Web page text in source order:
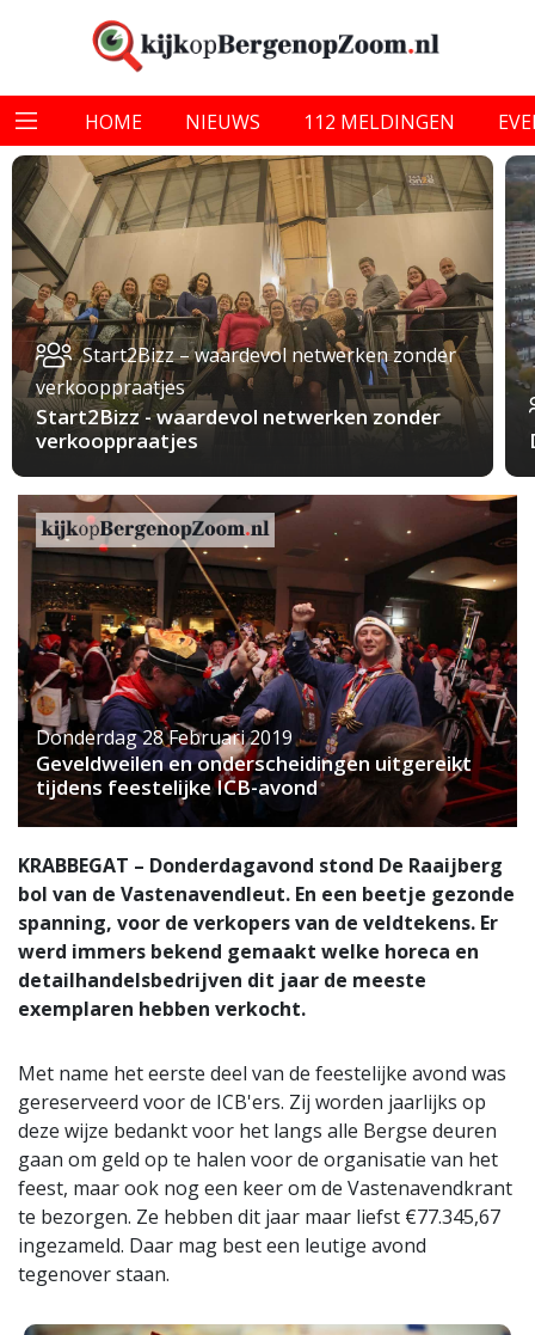
HOME NIEUWS 112 MELDINGEN
Start2Bizz – waardevol netwerken zonder
verkooppraatjes
Start2Bizz - waardevol netwerken zonder
verkooppraatjes
Donderdag 28 Februari 2019
Geveldweilen en onderscheidingen uitgereikt
tijdens feestelijke ICB-avond
KRABBEGAT – Donderdagavond stond De Raaijberg
bol van de Vastenavendleut. En een beetje gezonde
spanning, voor de verkopers van de veldtekens. Er
werd immers bekend gemaakt welke horeca en
detailhandelsbedrijven dit jaar de meeste
exemplaren hebben verkocht.
Met name het eerste deel van de feestelijke avond was
gereserveerd voor de ICB'ers. Zij worden jaarlijks op
deze wijze bedankt voor het langs alle Bergse deuren
gaan om geld op te halen voor de organisatie van het
feest, maar ook nog een keer om de Vastenavendkrant
te bezorgen. Ze hebben dit jaar maar liefst €77.345,67
ingezameld. Daar mag best een leutige avond
tegenover staan.